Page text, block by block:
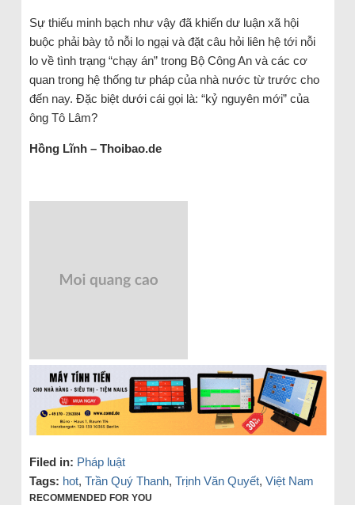
Sự thiếu minh bạch như vậy đã khiến dư luận xã hội
buộc phải bày tỏ nỗi lo ngại và đặt câu hỏi liên hệ tới nỗi
lo về tình trạng “chạy án” trong Bộ Công An và các cơ
quan trong hệ thống tư pháp của nhà nước từ trước cho
đến nay. Đặc biệt dưới cái gọi là: “kỷ nguyên mới” của
ông Tô Lâm?
Hồng Lĩnh – Thoibao.de
Filed in: Pháp luật
Tags: hot, Trần Quý Thanh, Trịnh Văn Quyết, Việt Nam
RECOMMENDED FOR YOU